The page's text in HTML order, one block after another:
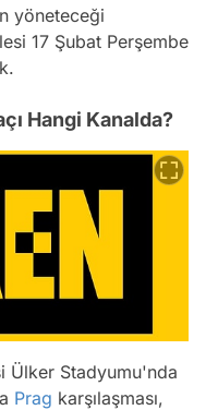
yöneteceği
17 Şubat Perşembe
Hangi Kanalda?
Ülker Stadyumu'nda
Prag karşılaşması,